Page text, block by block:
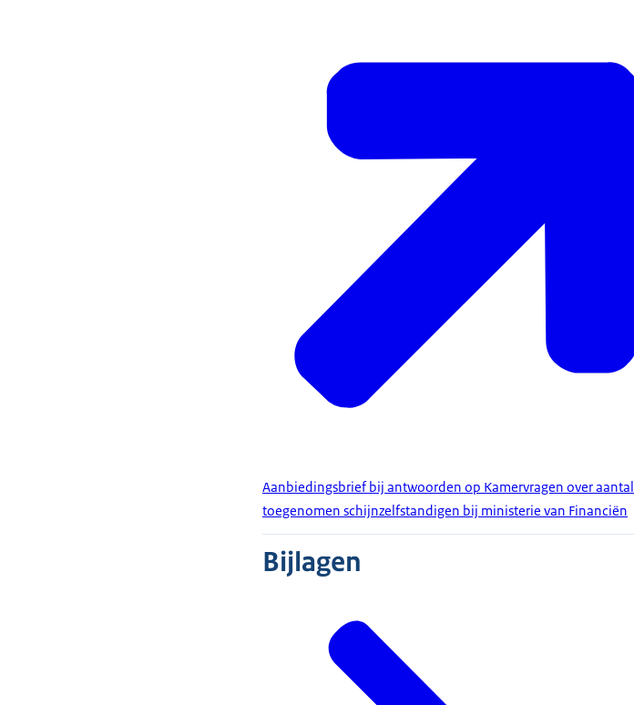
Aanbiedingsbrief bij antwoorden op Kamervragen over aantal
toegenomen schijnzelfstandigen bij ministerie van Financiën
Bijlagen